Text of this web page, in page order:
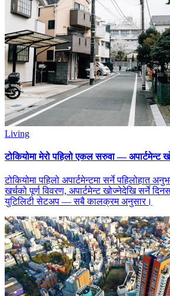
Living
टोकियोमा मेरो पहिलो एकल सरुवा — अपार्टमेन्ट
टोकियोमा पहिलो अपार्टमेन्टमा सर्ने पहिलोहात
खर्चको पूर्ण विवरण, अपार्टमेन्ट खोज्नेदेखि सर्ने
युटिलिटी सेटअप — सबै कालक्रम अनुसार।